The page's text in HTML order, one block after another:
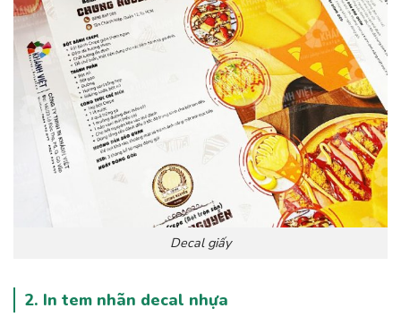
Decal giấy
2. In tem nhãn decal nhựa